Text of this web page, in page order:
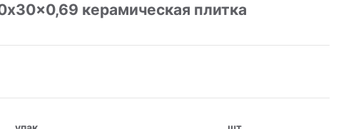
керамическая плитка